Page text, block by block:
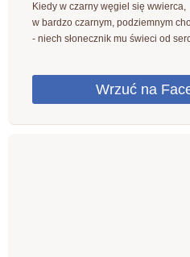
Kiedy w czarny węgiel się wwierca,
w bardzo czarnym, podziemnym
- niech słonecznik mu świeci od